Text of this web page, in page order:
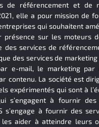
de référencement et de
elle a pour mission de
qui souhaitent
sur les moteurs
des services de
des services de
e-mail, le marketing par
contenu. La société est
expérimentés qui sont à
s’engagent à fournir
s’engage à fournir des
aider à atteindre leurs